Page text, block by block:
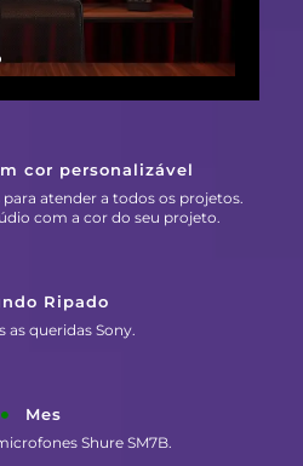
cor personalizável
atender a todos os projetos.
com a cor do seu projeto.
Ripado
as queridas Sony.
Mes
Shure SM7B.